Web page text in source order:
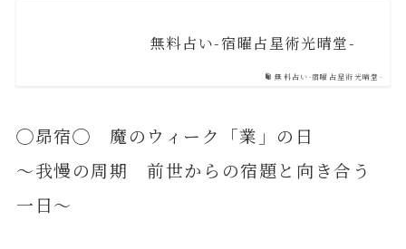
無料占い-宿曜占星術光晴堂-
無料占い-宿曜占星術光晴堂-
◯昴宿◯ 魔のウィーク「業」の日
～我慢の周期 前世からの宿題と向き合う
一日～